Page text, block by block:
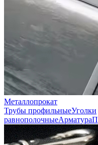
Металлопрокат
Трубы профильныеУголки
равнополочныеАрматура